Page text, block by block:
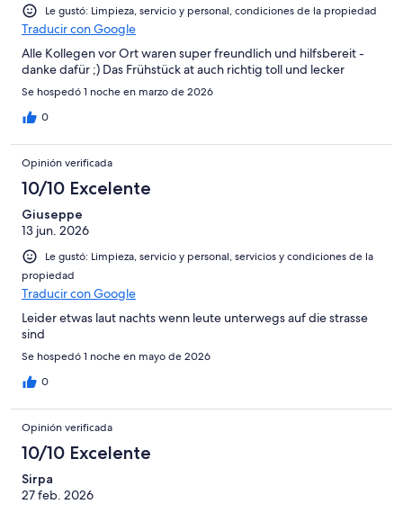
Le gustó: Limpieza, servicio y personal, condiciones de la propiedad
Traducir con Google
Alle Kollegen vor Ort waren super freundlich und hilfsbereit -
danke dafür ;) Das Frühstück at auch richtig toll und lecker
Se hospedó 1 noche en marzo de 2026
0
Opinión verificada
10/10 Excelente
Giuseppe
13 jun. 2026
Le gustó: Limpieza, servicio y personal, servicios y condiciones de la
propiedad
Traducir con Google
Leider etwas laut nachts wenn leute unterwegs auf die strasse
sind
Se hospedó 1 noche en mayo de 2026
0
Opinión verificada
10/10 Excelente
Sirpa
27 feb. 2026